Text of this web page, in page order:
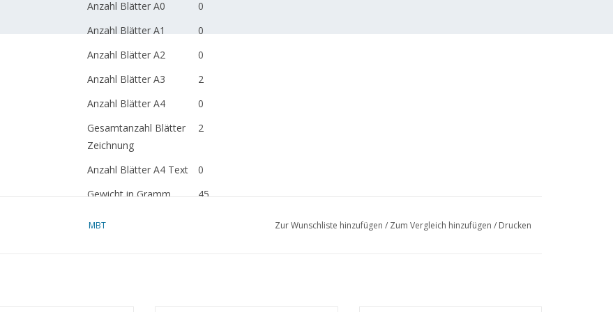
Anzahl Blätter A0
0
Anzahl Blätter A1
0
Anzahl Blätter A2
0
Anzahl Blätter A3
2
Anzahl Blätter A4
0
Gesamtanzahl Blätter
Zeichnung
2
Anzahl Blätter A4 Text
0
Gewicht in Gramm
45
MBT Zur Wunschliste hinzufügen / Zum Vergleich hinzufügen / Drucken